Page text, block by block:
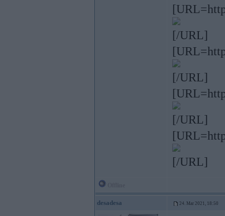
[/URL]
[/URL]
[/URL]
[/URL]
desadesa 24. Mar 2021, 18:50